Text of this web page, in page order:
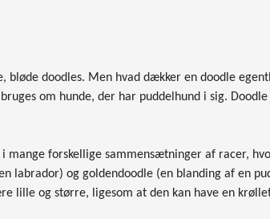
bløde doodles. Men hvad dækker en doodle
om hunde, der har puddelhund i sig.
i mange forskellige sammensætninger af racer,
labrador) og goldendoodle (en blanding af en
lille og større, ligesom at den kan have en